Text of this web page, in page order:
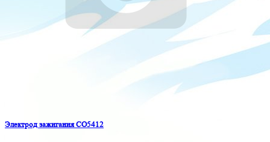
Электрод зажигания CO5412